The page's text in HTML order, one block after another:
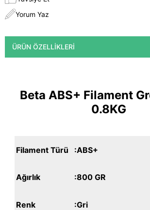
Yorum Yaz
ÜRÜN ÖZELLIKLERI
Beta ABS+ Filament
0.8KG
Filament Türü :ABS+
Ağırlık :800 GR
Renk :Gri